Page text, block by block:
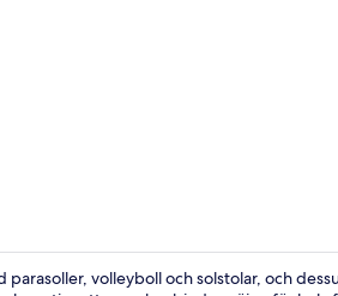
parasoller, volleyboll och solstolar, och